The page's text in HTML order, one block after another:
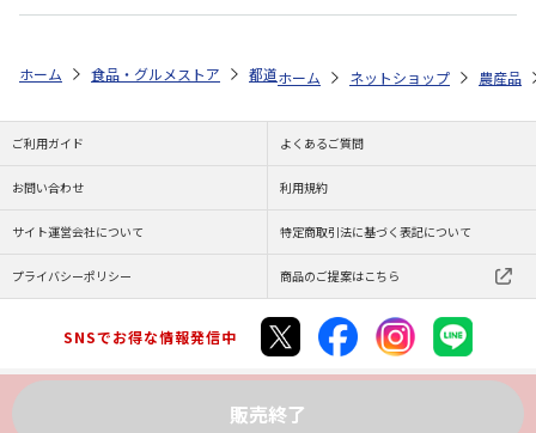
販売終了
ホーム 食品・グルメストア 都道府県から探す 愛知県 渥美マス
ホーム ネットショップ 農産品
ご利用ガイド よくあるご質問
お問い合わせ 利用規約
サイト運営会社について 特定商取引法に基づく表記について
プライバシーポリシー 商品のご提案はこちら
SNSでお得な情報発信中